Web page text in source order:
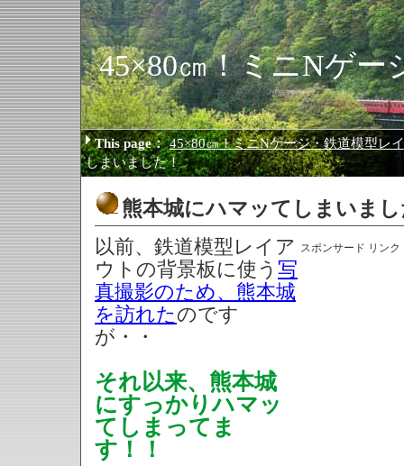
45×80㎝！ミニNゲ
This page： 45×80㎝！ミニNゲージ・鉄道模型レ
しまいました！
熊本城にハマッてしまいま
スポンサード リンク
以前、鉄道模型レイア
ウトの背景板に使う 写
真撮影のため、熊本城
を訪れたのです
が・・
それ以来、熊本城
にすっかりハマッ
てしまってま
す！！